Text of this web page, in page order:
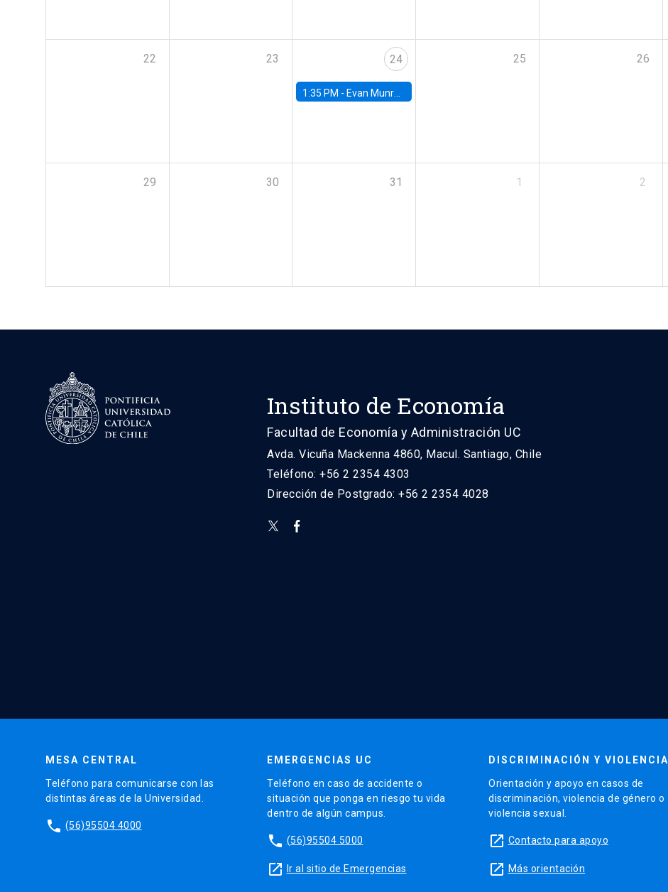
22 23 24
1:35 PM - Evan Munro, Neyman Visiting Assistant Professor in the Department of Statistics at UC Berkeley
25 26
29 30 31 1 2
Instituto de Economía
Facultad de Economía y Administración UC
Avda. Vicuña Mackenna 4860, Macul. Santiago, Chile
Teléfono: +56 2 2354 4303
Dirección de Postgrado: +56 2 2354 4028
MESA CENTRAL
Teléfono para comunicarse con las
distintas áreas de la Universidad.
phone (56)95504 4000
EMERGENCIAS UC
Teléfono en caso de accidente o
situación que ponga en riesgo tu vida
dentro de algún campus.
phone (56)95504 5000
launch Ir al sitio de Emergencias
DISCRIMINACIÓN Y VIOLENCIA
Orientación y apoyo en casos de
discriminación, violencia de género o
violencia sexual.
launch Contacto para apoyo
launch Más orientación